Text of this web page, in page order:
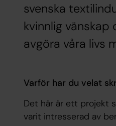
svenska
kvinnlig
avgöra våra livs
Varför har du velat
Det här är ett projekt
varit intresserad av